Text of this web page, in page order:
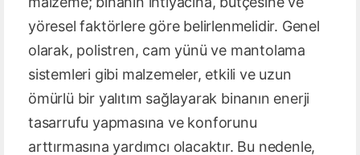
yöresel faktörlere göre belirlenmelidir. Genel
olarak, polistren, cam yünü ve mantolama
sistemleri gibi malzemeler, etkili ve uzun
ömürlü bir yalıtım sağlayarak binanın enerji
tasarrufu yapmasına ve konforunu
arttırmasına yardımcı olacaktır. Bu nedenle,